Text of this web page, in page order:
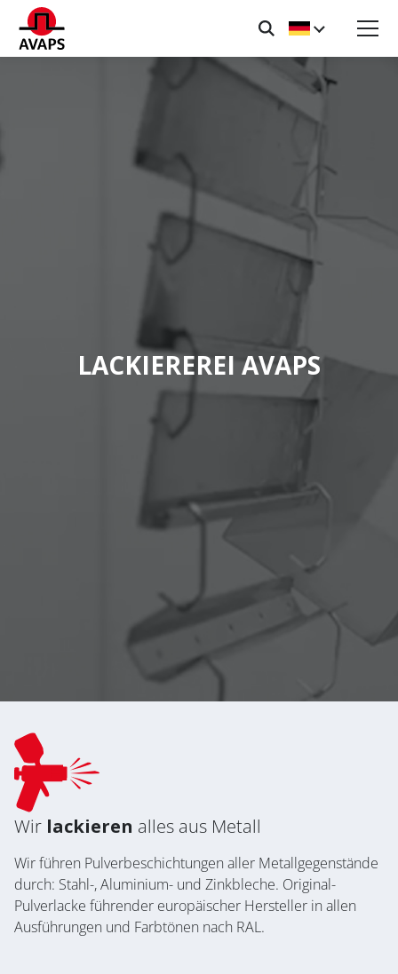
LACKIEREREI AVAPS
Wir lackieren alles aus Metall
Wir führen Pulverbeschichtungen aller Metallgegenstände
durch: Stahl-, Aluminium- und Zinkbleche. Original-
Pulverlacke führender europäischer Hersteller in allen
Ausführungen und Farbtönen nach RAL.